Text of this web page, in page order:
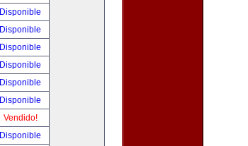
Disponible
Disponible
Disponible
Disponible
Disponible
Disponible
Vendido!
Disponible